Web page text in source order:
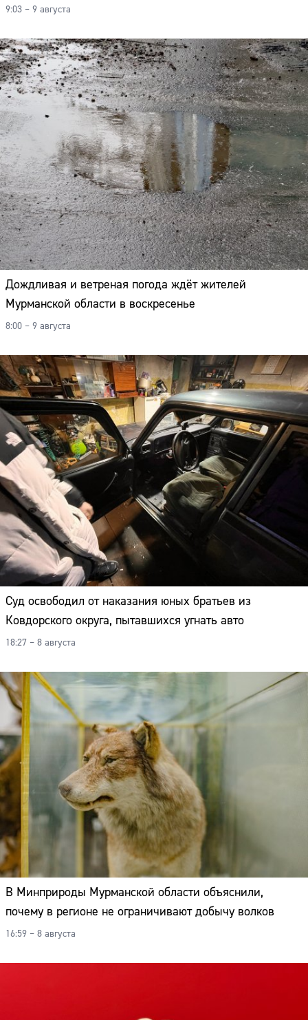
9:03 – 9 августа
Дождливая и ветреная погода ждёт жителей
Мурманской области в воскресенье
8:00 – 9 августа
Суд освободил от наказания юных братьев из
Ковдорского округа, пытавшихся угнать авто
18:27 – 8 августа
В Минприроды Мурманской области объяснили,
почему в регионе не ограничивают добычу волков
16:59 – 8 августа